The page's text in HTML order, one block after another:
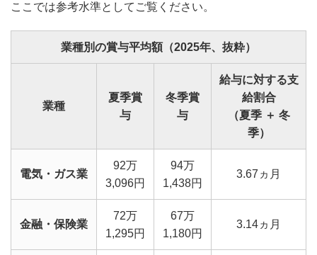
ここでは参考水準としてご覧ください。
業種別の賞与平均額（2025年、抜粋）
業種
夏季賞
与
冬季賞
与
給与に対する支
給割合
（夏季 ＋ 冬
季）
電気・ガス業
92万
3,096円
94万
1,438円
3.67ヵ月
金融・保険業
72万
1,295円
67万
1,180円
3.14ヵ月